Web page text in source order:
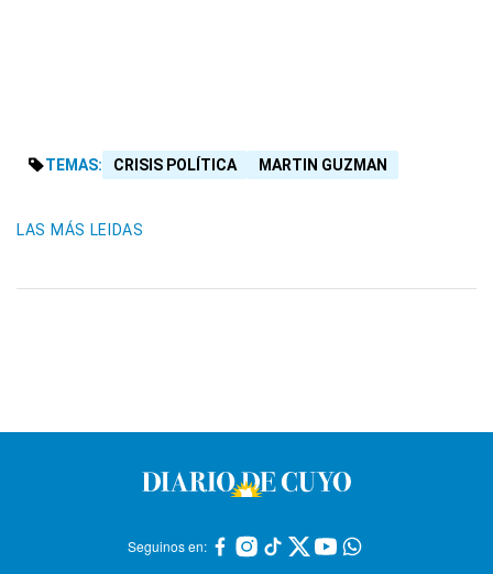
TEMAS: CRISIS POLÍTICA MARTIN GUZMAN
LAS MÁS LEIDAS
Seguinos en: